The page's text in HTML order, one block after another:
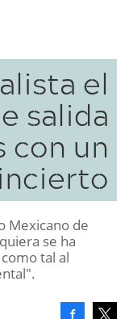
el
salida
con un
Mexicano de
se ha
tal al